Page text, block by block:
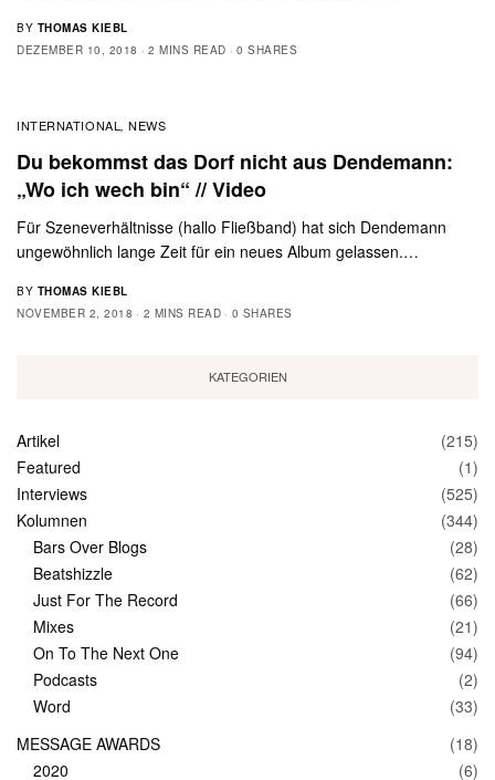
BY THOMAS KIEBL
DEZEMBER 10, 2018
2 MINS READ 0 SHARES
INTERNATIONAL ,NEWS
Du bekommst das Dorf nicht aus Dendemann:
„Wo ich wech bin“ // Video
Für Szeneverhältnisse (hallo Fließband) hat sich Dendemann
ungewöhnlich lange Zeit für ein neues Album gelassen.…
BY THOMAS KIEBL
NOVEMBER 2, 2018
2 MINS READ 0 SHARES
KATEGORIEN
Artikel
(215)
Featured
(1)
Interviews
(525)
Kolumnen
(344)
Bars Over Blogs
(28)
Beatshizzle
(62)
Just For The Record
(66)
Mixes
(21)
On To The Next One
(94)
Podcasts
(2)
Word
(33)
MESSAGE AWARDS
(18)
2020
(6)